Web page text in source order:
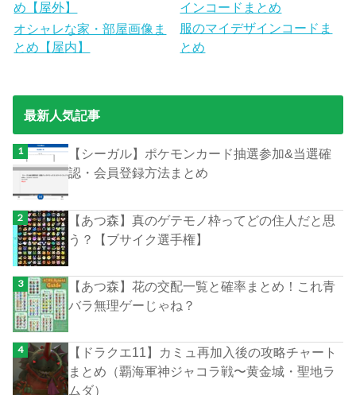
め【屋外】
インコードまとめ
オシャレな家・部屋画像ま
とめ【屋内】
服のマイデザインコードま
とめ
最新人気記事
【シーガル】ポケモンカード抽選参加&当選確
認・会員登録方法まとめ
【あつ森】真のゲテモノ枠ってどの住人だと思
う？【ブサイク選手権】
【あつ森】花の交配一覧と確率まとめ！これ青
バラ無理ゲーじゃね？
【ドラクエ11】カミュ再加入後の攻略チャート
まとめ（覇海軍神ジャコラ戦〜黄金城・聖地ラ
ムダ）